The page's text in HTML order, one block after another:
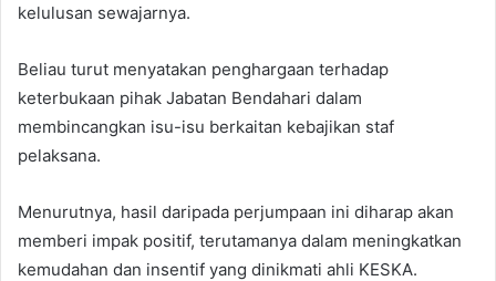
kelulusan sewajarnya.
Beliau turut menyatakan penghargaan terhadap
keterbukaan pihak Jabatan Bendahari dalam
membincangkan isu-isu berkaitan kebajikan staf
pelaksana.
Menurutnya, hasil daripada perjumpaan ini diharap akan
memberi impak positif, terutamanya dalam meningkatkan
kemudahan dan insentif yang dinikmati ahli KESKA.